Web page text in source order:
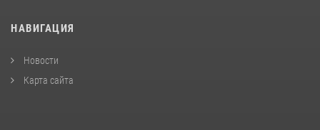
НАВИГАЦИЯ
Новости
Карта сайта